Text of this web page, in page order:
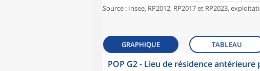
Source : Insee, RP2012, RP2017 et RP2023,
GRAPHIQUE TABLEAU
POP G2 - Lieu de résidence